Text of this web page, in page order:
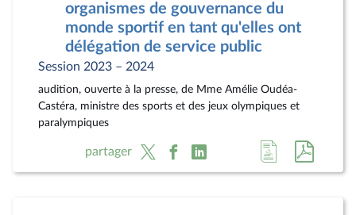
organismes de gouvernance du
monde sportif en tant qu'elles ont
délégation de service public
Session 2023 – 2024
audition, ouverte à la presse, de Mme Amélie Oudéa-
Castéra, ministre des sports et des jeux olympiques et
paralympiques
partager
Accéder
à
au